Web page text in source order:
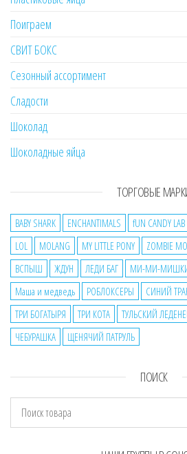
Поиграем
СВИТ БОКС
Сезонный ассортимент
Сладости
Шоколад
Шоколадные яйца
ТОРГОВЫЕ
BABY SHARK ENCHANTIMALS fUN CANDY LAB
LOL
MOLANG MY LITTLE PONY ZOMBIE
ВСПЫШ
ЖДУН ЛЕДИ БАГ МИ-МИ-
Маша и медведь
РОБЛОКСЕРЫ СИНИЙ
ТРИ БОГАТЫРЯ
ТРИ КОТА ТУЛЬСКИЙ
ЧЕБУРАШКА
ЩЕНЯЧИЙ ПАТРУЛЬ
ПОИСК